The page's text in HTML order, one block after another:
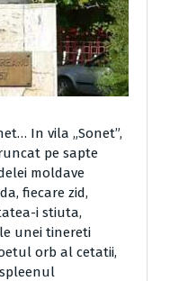
In vila „Sonet”,
pe sapte
moldave
fiecare zid,
i stiuta,
unei tinereti
orb al cetatii,